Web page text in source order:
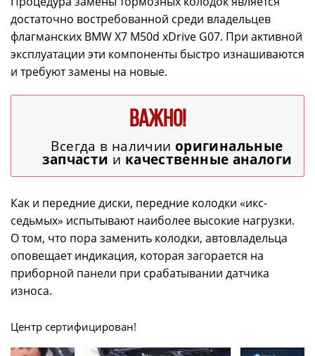
достаточно востребованной среди владельцев
флагманских BMW X7 M50d xDrive G07. При активной
эксплуатации эти компоненты быстро изнашиваются
и требуют замены на новые.
ВАЖНО!
Всегда в наличии оригинальные
запчасти и качественные аналоги
Как и передние диски, передние колодки «икс-
седьмых» испытывают наиболее высокие нагрузки.
О том, что пора заменить колодки, автовладельца
оповещает индикация, которая загорается на
приборной панели при срабатывании датчика
износа.
Центр сертифицирован!